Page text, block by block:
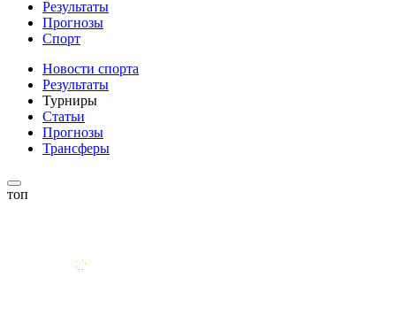
Результаты
Прогнозы
Спорт
Новости спорта
Результаты
Турниры
Статьи
Прогнозы
Трансферы
топ